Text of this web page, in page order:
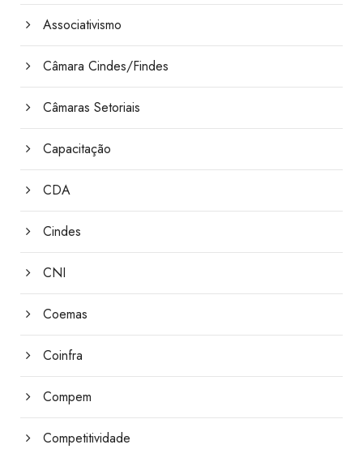
Associativismo
Câmara Cindes/Findes
Câmaras Setoriais
Capacitação
CDA
Cindes
CNI
Coemas
Coinfra
Compem
Competitividade